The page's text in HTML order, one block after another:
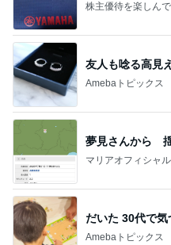
株主優待を楽しん
友人も唸る高見
Amebaトピックス
夢見さんから 揺
マリアオフィシャ
だいた 30代で
Amebaトピックス